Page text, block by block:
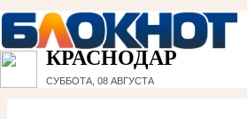
КРАСНОДАР
СУББОТА, 08 АВГУСТА